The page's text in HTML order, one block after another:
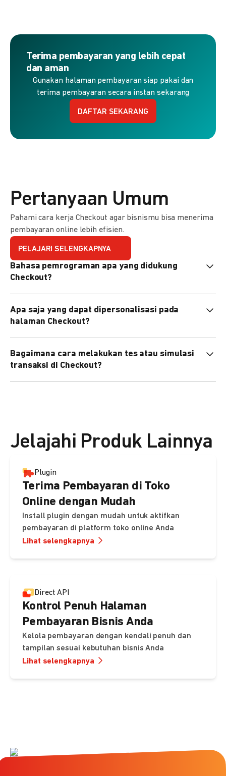
Terima pembayaran yang lebih cepat
dan aman
Gunakan halaman pembayaran siap pakai dan
terima pembayaran secara instan sekarang
DAFTAR SEKARANG
Pertanyaan Umum
Pahami cara kerja Checkout agar bisnismu bisa menerima
pembayaran online lebih efisien.
PELAJARI SELENGKAPNYA
Bahasa pemrograman apa yang didukung
Checkout?
PHP, Node.js, Go, dll).
Apa saja yang dapat dipersonalisasi pada
halaman Checkout?
preferensi bahasa, dan urutan metode pembayaran sesuai
kebutuhan brand Anda.
Bagaimana cara melakukan tes atau simulasi
transaksi di Checkout?
Jelajahi Produk Lainnya
Plugin
Terima Pembayaran di Toko
Online dengan Mudah
Install plugin dengan mudah untuk aktifkan
pembayaran di platform toko online Anda
Lihat selengkapnya
Direct API
Kontrol Penuh Halaman
Pembayaran Bisnis Anda
Kelola pembayaran dengan kendali penuh dan
tampilan sesuai kebutuhan bisnis Anda
Lihat selengkapnya